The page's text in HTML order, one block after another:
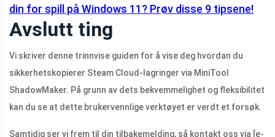
din for spill på Windows 11? Prøv disse 9 tipsene!
Avslutt ting
Vi skriver denne trinnvise guiden for å vise deg hvordan du
sikkerhetskopierer Steam Cloud-lagringer via MiniTool
ShadowMaker. På grunn av dets bekvemmelighet og fleksibilitet
kan du se at dette brukervennlige verktøyet er verdt et forsøk.
Samtidig ser vi frem til din tilbakemelding, så kontakt oss via [e-